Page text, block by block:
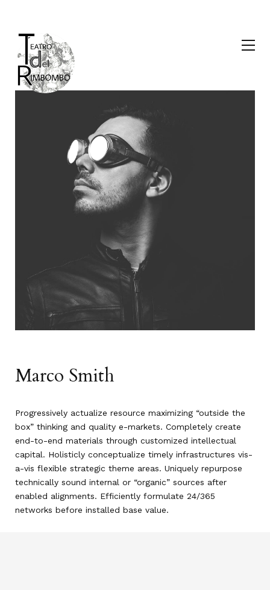
Marco Smith
Progressively actualize resource maximizing “outside the
box” thinking and quality e-markets. Completely create
end-to-end materials through customized intellectual
capital. Holisticly conceptualize timely infrastructures vis-
a-vis flexible strategic theme areas. Uniquely repurpose
technically sound internal or “organic” sources after
enabled alignments. Efficiently formulate 24/365
networks before installed base value.